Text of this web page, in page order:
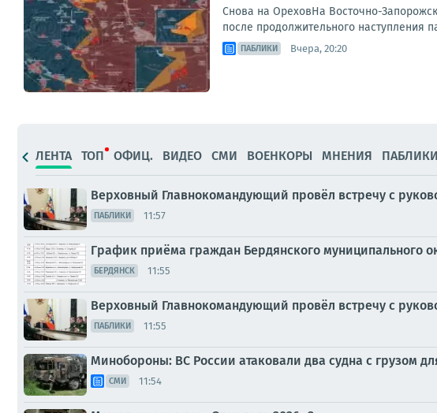
Снова на ОреховНа Восточно-
после продолжительного наступления
ПАБЛИКИ Вчера, 20:20
ЛЕНТА ТОП ОФИЦ. ВИДЕО СМИ ВОЕНКОРЫ МНЕНИЯ ПАБЛИКИ
Верховный Главнокомандующий провёл встречу с
ПАБЛИКИ 11:57
График приёма граждан Бердянского муниципального
БЕРДЯНСК 11:55
Верховный Главнокомандующий провёл встречу с
ПАБЛИКИ 11:55
Минобороны: ВС России атаковали два судна с грузом
СМИ 11:54